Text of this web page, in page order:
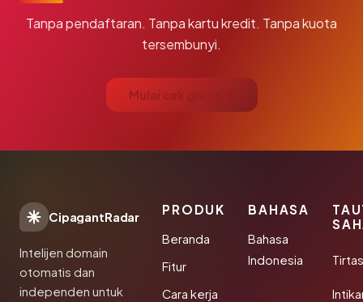
Tanpa pendaftaran. Tanpa kartu kredit. Tanpa kuota
tersembunyi.
Mulai cek gratis →
CipagantRadar
Intelijen domain
otomatis dan
independen untuk
PRODUK
Beranda
Fitur
Cara kerja
BAHASA
Bahasa
Indonesia